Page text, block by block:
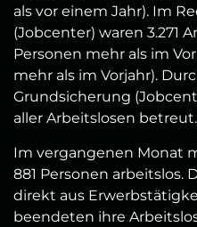
als vor einem Jahr). Im
(Jobcenter) waren 3.271
Personen mehr als im
mehr als im Vorjahr).
Grundsicherung
aller Arbeitslosen betreut.
Im vergangenen Monat
881 Personen arbeitslos.
direkt aus
beendeten ihre